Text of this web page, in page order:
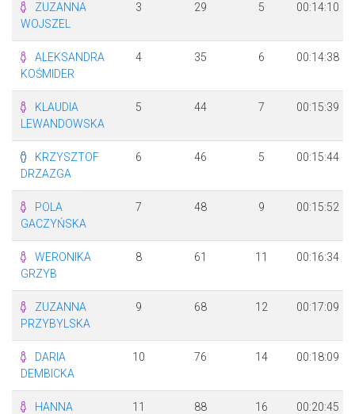
ZUZANNA
WOJSZEL
3 29 5 00:14:10
ALEKSANDRA
KOŚMIDER
4 35 6 00:14:38
KLAUDIA
LEWANDOWSKA
5 44 7 00:15:39
KRZYSZTOF
DRZAZGA
6 46 5 00:15:44
POLA
GACZYŃSKA
7 48 9 00:15:52
WERONIKA
GRZYB
8 61 11 00:16:34
ZUZANNA
PRZYBYLSKA
9 68 12 00:17:09
DARIA
DEMBICKA
10 76 14 00:18:09
HANNA
11 88 16 00:20:45